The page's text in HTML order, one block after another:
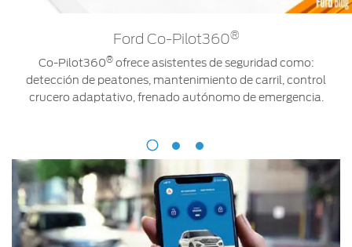
Ford Co-Pilot360®
Co-Pilot360®ofrece asistentes de seguridad como:
detección de peatones, mantenimiento de carril, control
crucero adaptativo, frenado autónomo de emergencia.